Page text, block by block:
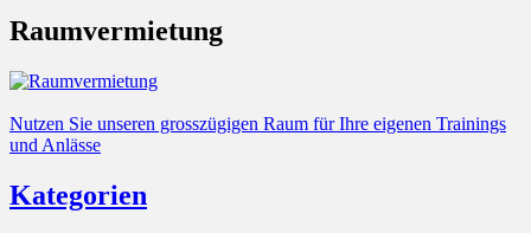
Raumvermietung
Nutzen Sie unseren grosszügigen Raum für Ihre eigenen Trainings
und Anlässe
Kategorien